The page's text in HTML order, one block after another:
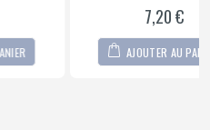
AJOUTER AU PANIER